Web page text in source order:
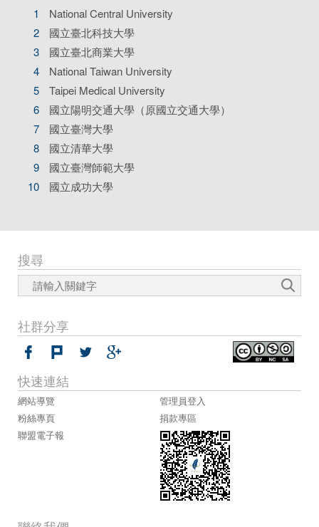
National Central University
國立臺北科技大學
國立臺北商業大學
National Taiwan University
Taipei Medical University
國立陽明交通大學（原國立交通大學）
國立臺灣大學
國立清華大學
國立臺灣師範大學
國立成功大學
搜尋
社群分享
快速連結
網站導覽
管理員登入
粉絲專頁
捐款專區
聯盟電子報